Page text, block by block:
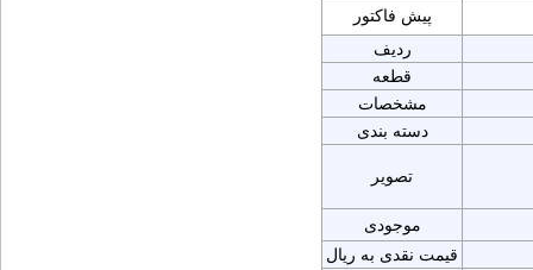
پیش فاکتور
ردیف
قطعه
مشخصات
دسته بندی
تصویر
موجودی
قیمت نقدی به ریال